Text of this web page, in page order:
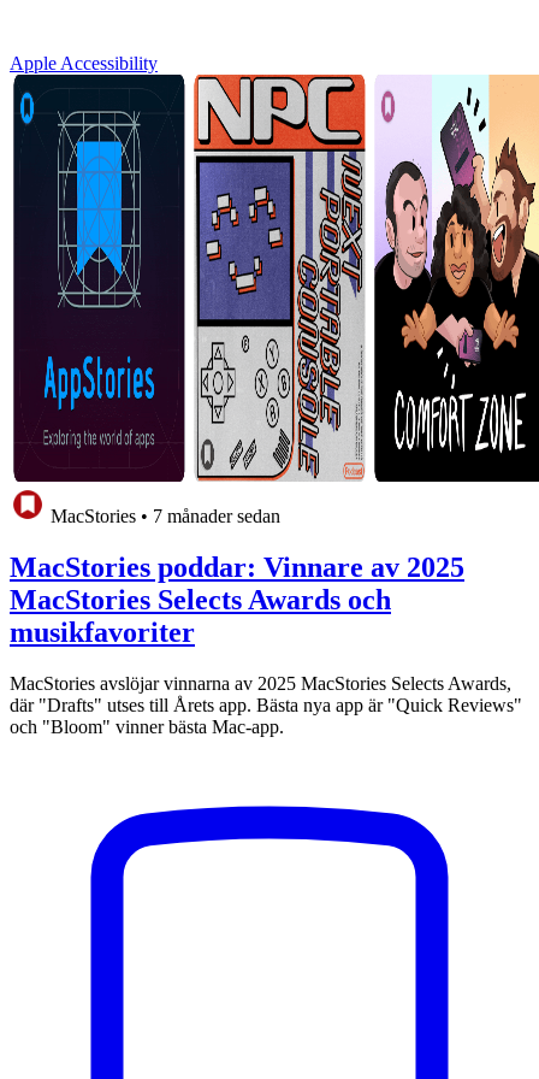
Apple Accessibility
MacStories • 7 månader sedan
MacStories poddar: Vinnare av 2025
MacStories Selects Awards och
musikfavoriter
MacStories avslöjar vinnarna av 2025 MacStories Selects Awards,
där "Drafts" utses till Årets app. Bästa nya app är "Quick Reviews"
och "Bloom" vinner bästa Mac-app.